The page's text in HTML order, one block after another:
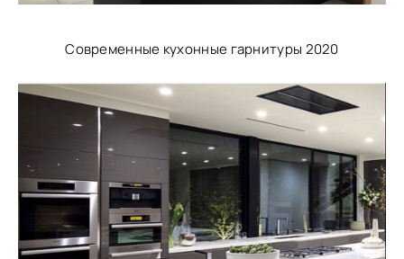
Современные кухонные гарнитуры 2020